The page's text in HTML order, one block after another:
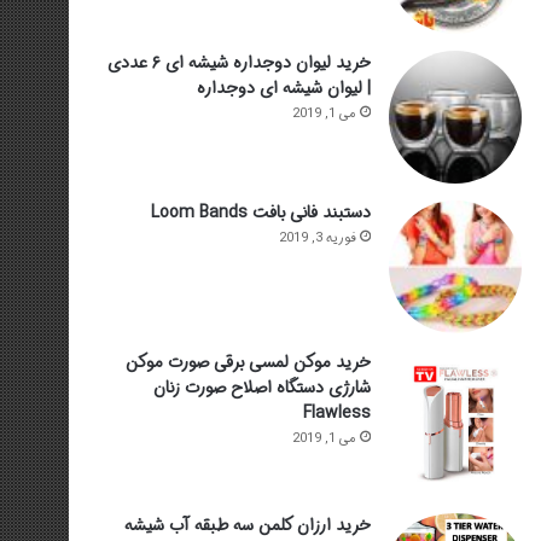
خرید لیوان دوجداره شیشه ای ۶ عددی
| لیوان شیشه ای دوجداره
می 1, 2019
دستبند فانی بافت Loom Bands
فوریه 3, 2019
خرید موکن لمسی برقی صورت موکن
شارژی دستگاه اصلاح صورت زنان
Flawless
می 1, 2019
خرید ارزان کلمن سه طبقه آب شیشه